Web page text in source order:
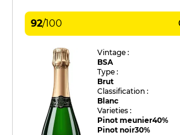
92/100
Vintage :
BSA
Type :
Brut
Classification :
Blanc
Varieties :
Pinot meunier40%
Pinot noir30%